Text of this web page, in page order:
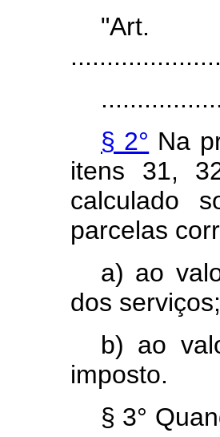
§ 2° Na
itens 31,
calculado
parcelas
a) ao
dos serviços;
b) ao
imposto.
§ 3°